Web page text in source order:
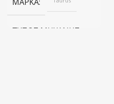
ΤΎΠΟΣ ΜΗΧΑΝΉΣ